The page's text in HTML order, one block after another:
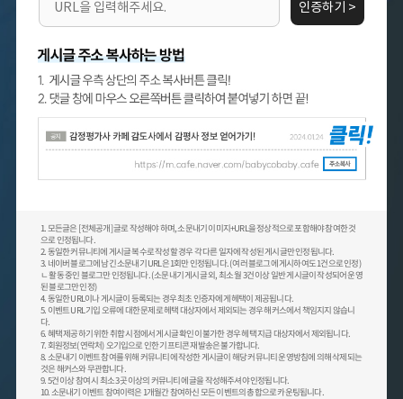
인증하기 >
1. 모든글은 [전체공개] 글로 작성해야 하며, 소문내기 이미지+URL을 정상적으로 포함해야 참여한 것
으로 인정됩니다.
2. 동일한 커뮤니티에 게시글 복수로 작성할 경우 각 다른 일자에 작성된 게시글만 인정됩니다.
3. 네이버 블로그에 남긴 소문내기 URL은 1회만 인정됩니다. (여러 블로그에 게시하여도 1건으로 인정)
ㄴ 활동 중인 블로그만 인정됩니다. (소문내기 게시글 외, 최소 월 3건 이상 일반 게시글이 작성되어 운영
된 블로그만 인정)
4. 동일한 URL이나 게시글이 등록되는 경우 최초 인증자에게 헤택이 제공됩니다.
5. 이벤트 URL 기입 오류에 대한 문제로 헤택 대상자에서 제외되는 경우 해커스에서 책임지지 않습니
다.
6. 혜택 제공하기 위한 취합 시점에서 게시글 확인이 불가한 경우 헤택 지급 대상자에서 제외됩니다.
7. 회원정보(연락처) 오기입으로 인한 기프티콘 재발송은 불가합니다.
8. 소문내기 이벤트 참여를 위해 커뮤니티에 작성한 게시글이 해당 커뮤니티 운영방침에 의해 삭제되는
것은 해커스와 무관합니다.
9. 5건 이상 참여 시 최소 3곳 이상의 커뮤니티에 글을 작성해주셔야 인정됩니다.
10. 소문내기 이벤트 참여이력은 1개월간 참여하신 모든 이벤트의 총합으로 카운팅됩니다.